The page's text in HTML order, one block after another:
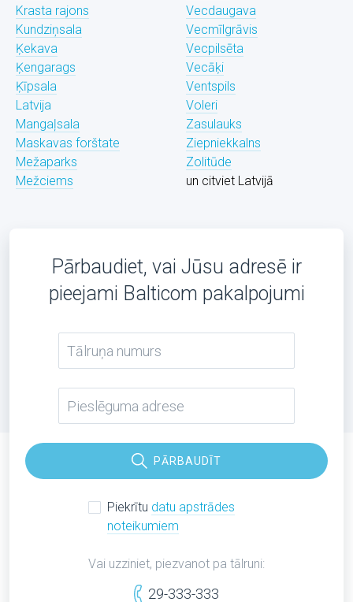
Krasta rajons
Kundziņsala
Ķekava
Ķengarags
Ķīpsala
Latvija
Mangaļsala
Maskavas forštate
Mežaparks
Mežciems
Vecdaugava
Vecmīlgrāvis
Vecpilsēta
Vecāķi
Ventspils
Voleri
Zasulauks
Ziepniekkalns
Zolitūde
un citviet Latvijā
Pārbaudiet, vai Jūsu adresē ir
pieejami Balticom pakalpojumi
PĀRBAUDĪT
Piekrītu datu apstrādes
noteikumiem
Vai uzziniet, piezvanot pa tālruni:
29-333-333